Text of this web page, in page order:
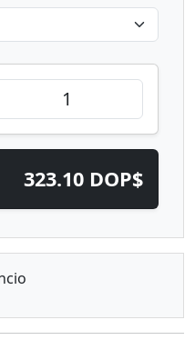
323.10 DOP$